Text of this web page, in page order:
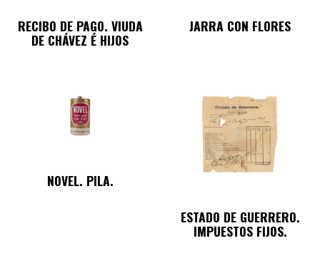
RECIBO DE PAGO. VIUDA
DE CHÁVEZ É HIJOS
JARRA CON FLORES
NOVEL. PILA.
ESTADO DE GUERRERO.
IMPUESTOS FIJOS.